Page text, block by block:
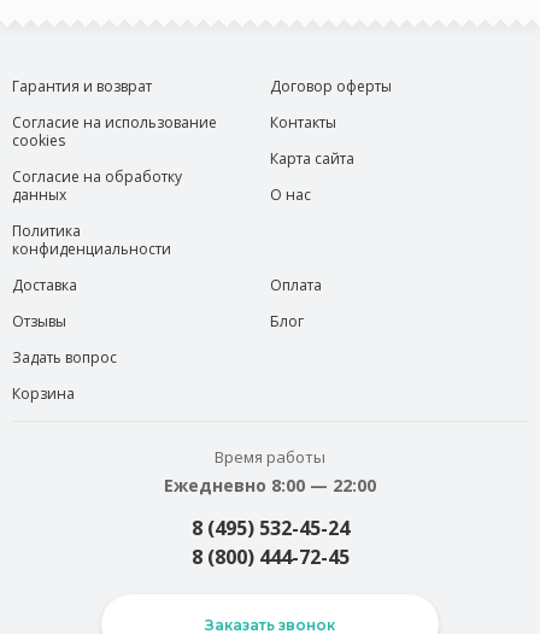
Гарантия и возврат
Согласие на использование
cookies
Согласие на обработку
данных
Политика
конфиденциальности
Договор оферты
Контакты
Карта сайта
О нас
Доставка
Отзывы
Задать вопрос
Корзина
Оплата
Блог
Время работы
Ежедневно 8:00 — 22:00
8 (495) 532-45-24
8 (800) 444-72-45
Заказать звонок